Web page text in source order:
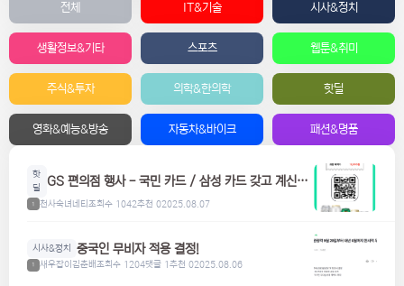
전체 IT&기술 시사&정치
생활정보&기타 스포츠 웹툰&취미
주식&투자 의학&한의학 핫딜
영화&예능&방송 자동차&바이크 패션&명품
핫
딜
GS 편의점 행사 - 국민 카드 / 삼성 카드 갖고 계신분
1 천사숙녀네티조회수 1042추천 02025.08.07
시사&정치 중국인 무비자 적용 결정!
1 새우잡이김춘배조회수 1204댓글 1 추천 02025.08.06